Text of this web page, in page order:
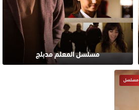
مسلسل المعلم مدبلج
مسلسل